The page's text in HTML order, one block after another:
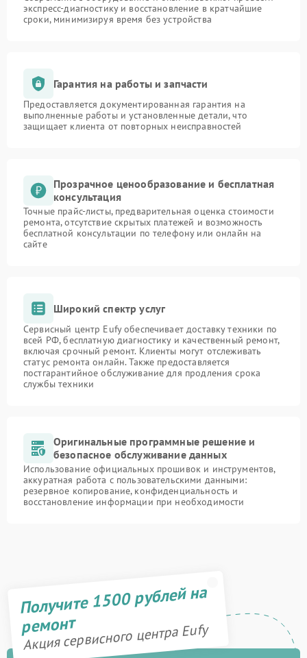
экспресс-диагностику и восстановление в кратчайшие
сроки, минимизируя время без устройства
Гарантия на работы и запчасти
Предоставляется документированная гарантия на
выполненные работы и установленные детали, что
защищает клиента от повторных неисправностей
Прозрачное ценообразование и бесплатная
консультация
Точные прайс-листы, предварительная оценка стоимости
ремонта, отсутствие скрытых платежей и возможность
бесплатной консультации по телефону или онлайн на
сайте
Широкий спектр услуг
Сервисный центр Eufy обеспечивает доставку техники по
всей РФ, бесплатную диагностику и качественный ремонт,
включая срочный ремонт. Клиенты могут отслеживать
статус ремонта онлайн. Также предоставляется
постгарантийное обслуживание для продления срока
службы техники
Оригинальные программные решение и
безопасное обслуживание данных
Использование официальных прошивок и инструментов,
аккуратная работа с пользовательскими данными:
резервное копирование, конфиденциальность и
восстановление информации при необходимости
Получите 1500 рублей на
ремонт
Акция сервисного центра Eufy